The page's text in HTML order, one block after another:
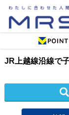
JR上越線沿線で